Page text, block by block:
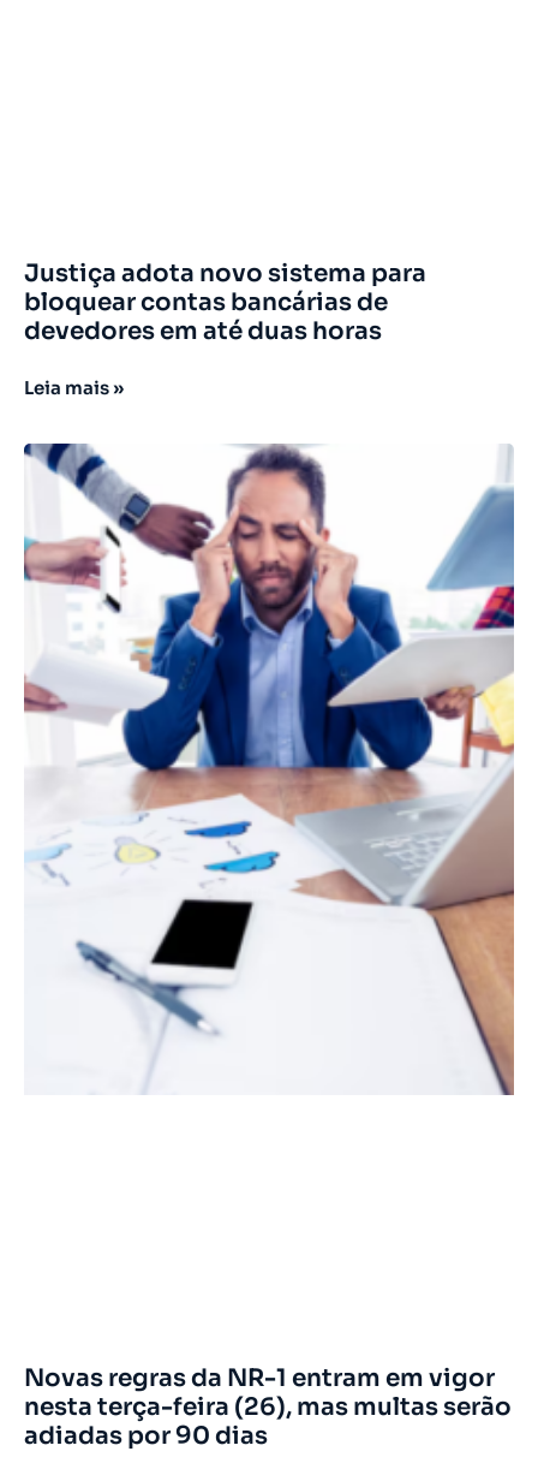
Justiça adota novo sistema para
bloquear contas bancárias de
devedores em até duas horas
Leia mais »
Novas regras da NR-1 entram em vigor
nesta terça-feira (26), mas multas serão
adiadas por 90 dias